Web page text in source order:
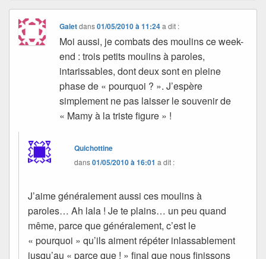
Galetdans01/05/2010 à 11:24 a dit :
Moi aussi, je combats des moulins ce week-
end : trois petits moulins à paroles,
intarissables, dont deux sont en pleine
phase de « pourquoi ? ». J’espère
simplement ne pas laisser le souvenir de
« Mamy à la triste figure » !
Quichottine
dans01/05/2010 à 16:01 a dit :
J’aime généralement aussi ces moulins à
paroles… Ah lala ! Je te plains… un peu quand
même, parce que généralement, c’est le
« pourquoi » qu’ils aiment répéter inlassablement
jusqu’au « parce que ! » final que nous finissons